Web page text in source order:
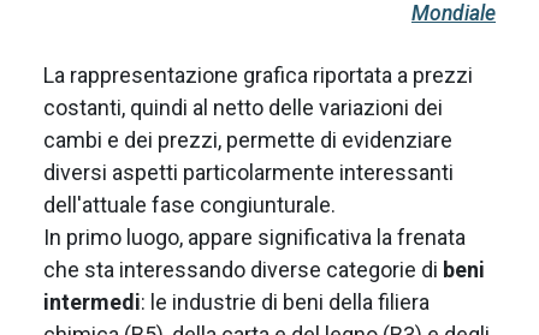
Mondiale
La rappresentazione grafica riportata a prezzi
costanti, quindi al netto delle variazioni dei
cambi e dei prezzi, permette di evidenziare
diversi aspetti particolarmente interessanti
dell'attuale fase congiunturale.
In primo luogo, appare significativa la frenata
che sta interessando diverse categorie di beni
intermedi: le industrie di beni della filiera